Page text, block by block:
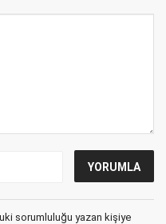
sorumluluğu yazan kişiye